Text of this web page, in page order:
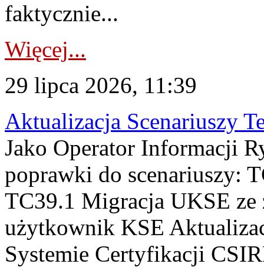
faktycznie...
Więcej...
29 lipca 2026, 11:39
Aktualizacja Scenariuszy
Jako Operator Informacji
poprawki do scenariuszy:
TC39.1 Migracja UKSE
użytkownik KSE
Systemie Certyfikacji